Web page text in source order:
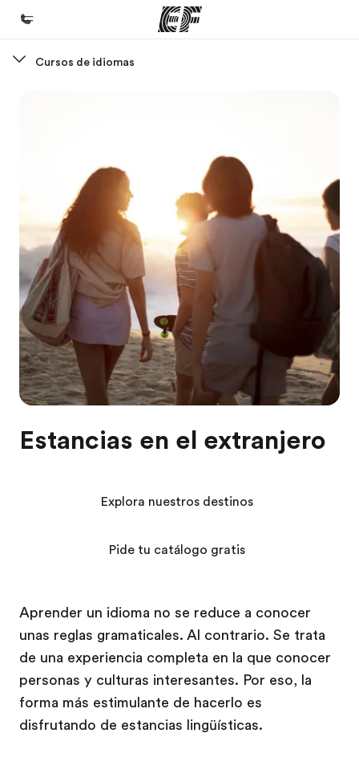
Encuentra una oficina
Sobre nosotros
Quiénes somos
Trabajos
Únete al equipo
Cursos de idiomas
Estancias en el extranjero
Aprender un idioma no se reduce a conocer
unas reglas gramaticales. Al contrario. Se trata
de una experiencia completa en la que conocer
personas y culturas interesantes. Por eso, la
forma más estimulante de hacerlo es
disfrutando de estancias lingüísticas.
Explora nuestros destinos
Pide tu catálogo gratis